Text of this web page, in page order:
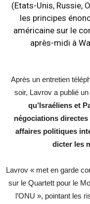
(Etats-Unis, Russie,
les principes
américaine sur le
après-midi à
Après un entretien
soir, Lavrov a publié
qu’Israéliens et
négociations
affaires politiques
dicter les
Lavrov « met en garde
sur le Quartett pour le
l’ONU », pointant les